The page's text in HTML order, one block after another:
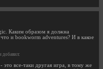
Каким образом я должна
и bookworm adventures? И в какое
добавил:
все-таки другая игра, в тому же